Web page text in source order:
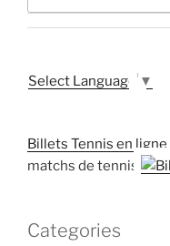
Select Language ▼
Billets Tennis en ligne
matchs de tennis
Categories